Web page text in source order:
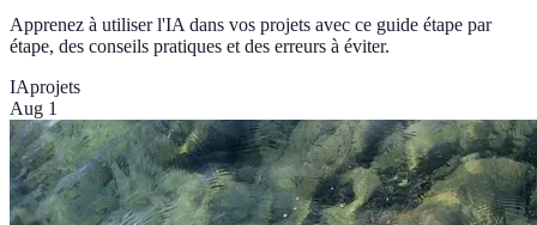
Apprenez à utiliser l'IA dans vos projets avec ce guide étape par
étape, des conseils pratiques et des erreurs à éviter.
IAprojets
Aug 1